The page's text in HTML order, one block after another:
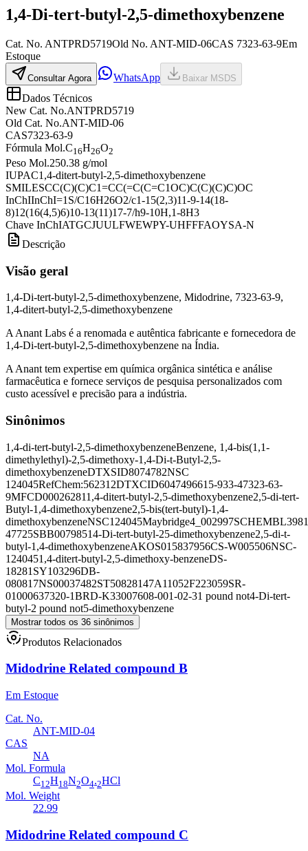
1,4-Di-tert-butyl-2,5-dimethoxybenzene
Cat. No. ANTPRD5719Old No. ANT-MID-06CAS 7323-63-9Em
Estoque
Consultar Agora WhatsApp Baixar MSDS
Dados Técnicos
New Cat. No.ANTPRD5719
Old Cat. No.ANT-MID-06
CAS7323-63-9
Fórmula Mol.C16H26O2
Peso Mol.250.38 g/mol
IUPAC1,4-ditert-butyl-2,5-dimethoxybenzene
SMILESCC(C)(C)C1=CC(=C(C=C1OC)C(C)(C)C)OC
InChIInChI=1S/C16H26O2/c1-15(2,3)11-9-14(18-
8)12(16(4,5)6)10-13(11)17-7/h9-10H,1-8H3
Chave InChIATGCJUULFWEWPY-UHFFFAOYSA-N
Descrição
Visão geral
1,4-Di-tert-butyl-2,5-dimethoxybenzene, Midodrine, 7323-63-9,
1,4-ditert-butyl-2,5-dimethoxybenzene
A Anant Labs é a renomada e autêntica fabricante e fornecedora de
1,4-Di-tert-butyl-2,5-dimethoxybenzene na Índia.
A Anant tem expertise em química orgânica sintética e análise
farmacêutica e fornece serviços de pesquisa personalizados com
custo acessível e precisão para a indústria.
Sinônimos
1,4-di-tert-butyl-2,5-dimethoxybenzeneBenzene, 1,4-bis(1,1-
dimethylethyl)-2,5-dimethoxy-1,4-Di-t-Butyl-2,5-
dimethoxybenzeneDTXSID8074782NSC
124045RefChem:562312DTXCID6047496615-933-47323-63-
9MFCD000262811,4-ditert-butyl-2,5-dimethoxybenzene2,5-di-tert-
Butyl-1,4-dimethoxybenzene2,5-bis(tert-butyl)-1,4-
dimethoxybenzeneNSC124045Maybridge4_002997
47725SBB00798514-Di-tert-butyl-25-dimethoxybenzene2,5-di-t-
butyl-1,4-dimethoxybenzeneAKOS015837956CS-W005506NSC-
1240451,4-ditert-butyl-2,5-dimethoxy-benzeneDS-
18281 SY103296DB-
080817NS00037482ST50828147A11052F223059SR-
01000637320-1BRD-K33007608-001-02-31 pound not4-Di-tert-
butyl-2 pound not5-dimethoxybenzene
Mostrar todos os 36 sinônimos
Produtos Relacionados
Midodrine Related compound B
Em Estoque
Cat. No.
ANT-MID-04
CAS
NA
Mol. Formula
C12H18N2O4.2HCl
Mol. Weight
22.99
Midodrine Related compound C